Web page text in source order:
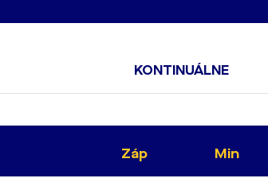
KONTINUÁLNE
Záp Min